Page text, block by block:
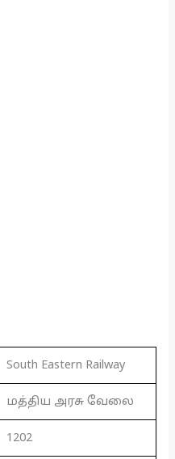
South Eastern Railway
மத்திய அரசு வேலை
1202